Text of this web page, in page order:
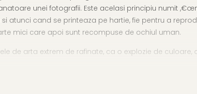
unei fotografii. Este acelasi principiu numit
atunci cand se printeaza pe hartie, fie pentru a
mici care apoi sunt recompuse de ochiul uman.
de arta extrem de rafinate, ca o explozie de culoare,